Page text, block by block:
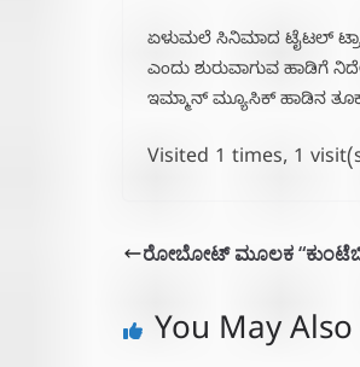
ಏಳುಮಲೆ ಸಿನಿಮಾದ ಟೈಟಲ್
ಎಂದು ಶುರುವಾಗುವ ಹಾಡಿಗೆ
ಇಮ್ಮಾನ್ ಮ್ಯೂಸಿಕ್ ಹಾಡಿನ
Visited 1 times, 1
ರೋಬೋಟ್ ಮೂಲಕ
You May